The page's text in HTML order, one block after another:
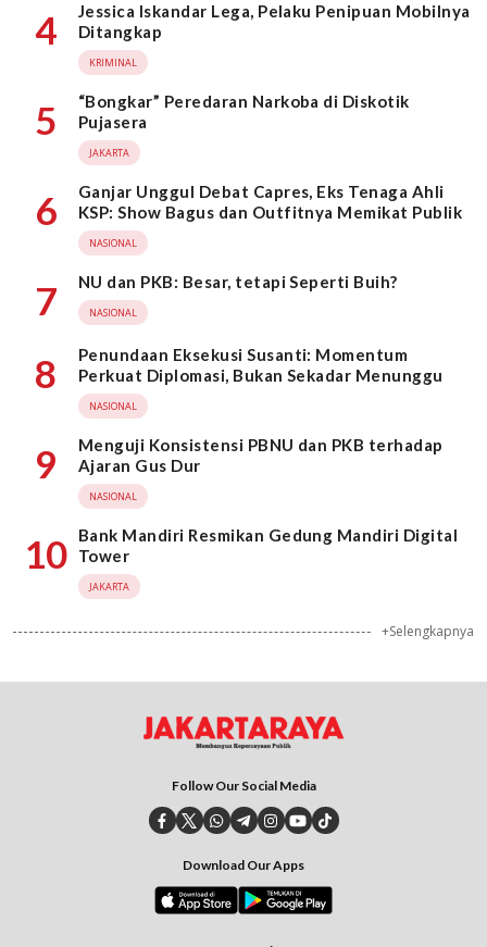
4
Jessica Iskandar Lega, Pelaku Penipuan Mobilnya
Ditangkap
KRIMINAL
5
“Bongkar” Peredaran Narkoba di Diskotik
Pujasera
JAKARTA
6
Ganjar Unggul Debat Capres, Eks Tenaga Ahli
KSP: Show Bagus dan Outfitnya Memikat Publik
NASIONAL
7 NU dan PKB: Besar, tetapi Seperti Buih?
NASIONAL
8
Penundaan Eksekusi Susanti: Momentum
Perkuat Diplomasi, Bukan Sekadar Menunggu
NASIONAL
9
Menguji Konsistensi PBNU dan PKB terhadap
Ajaran Gus Dur
NASIONAL
10
Bank Mandiri Resmikan Gedung Mandiri Digital
Tower
JAKARTA
+Selengkapnya
Follow Our Social Media
Download Our Apps